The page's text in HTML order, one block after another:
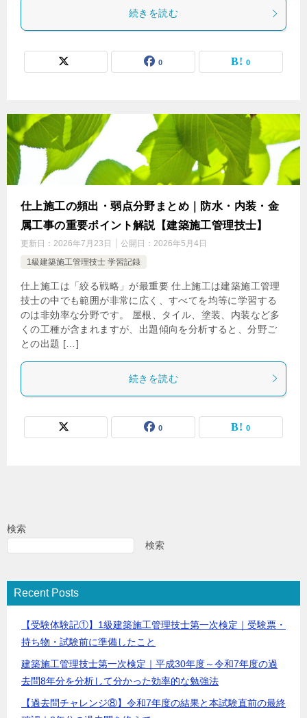
続きを読む
0 0
仕上施工の頻出・弱点分野まとめ｜防水・内装・金
属工事の重要ポイント解説【建築施工管理技士】
更新日： 2026年7月23日 公開日： 2026年5月4日
1級建築施工管理技士 学習記録
仕上施工は「絞る戦略」が最重要 仕上施工は建築施工管理
技士の中でも範囲が非常に広く、すべてを均等に学習する
のは非効率な分野です。 屋根、タイル、塗装、内装など多
くの工種が含まれますが、出題傾向を分析すると、分野ご
との出題 […]
続きを読む
0 0
検索
検索
Recent Posts
【受験体験記①】1級建築施工管理技士第一次検定｜受験票・
持ち物・試験前に準備したこと
建築施工管理技士第一次検定｜平成30年度～令和7年度の過
去問8年分を分析して分かった効率的な勉強法
【過去問チャレンジ⑧】令和7年度の結果と本試験直前の最終